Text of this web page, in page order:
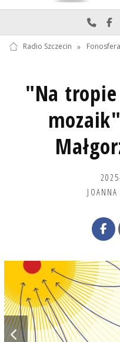
Radio Szczecin » Fonosfera
"Na tropie